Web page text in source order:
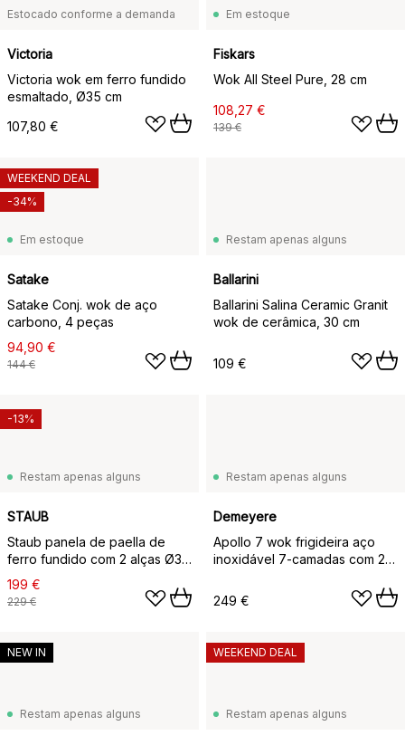
Estocado conforme a demanda
Victoria
Victoria wok em ferro fundido
esmaltado, Ø35 cm
107,80 €
Em estoque
Fiskars
Wok All Steel Pure, 28 cm
108,27 €
139 €
Em estoque
Satake
Satake Conj. wok de aço
carbono, 4 peças
94,90 €
144 €
WEEKEND DEAL
-34%
Restam apenas alguns
Ballarini
Ballarini Salina Ceramic Granit
wok de cerâmica, 30 cm
109 €
Restam apenas alguns
STAUB
Staub panela de paella de
ferro fundido com 2 alças Ø34
cm, Preto
199 €
229 €
-13%
Restam apenas alguns
Demeyere
Apollo 7 wok frigideira aço
inoxidável 7-camadas com 2
249 €
Restam apenas alguns
NEW IN
Restam apenas alguns
WEEKEND DEAL